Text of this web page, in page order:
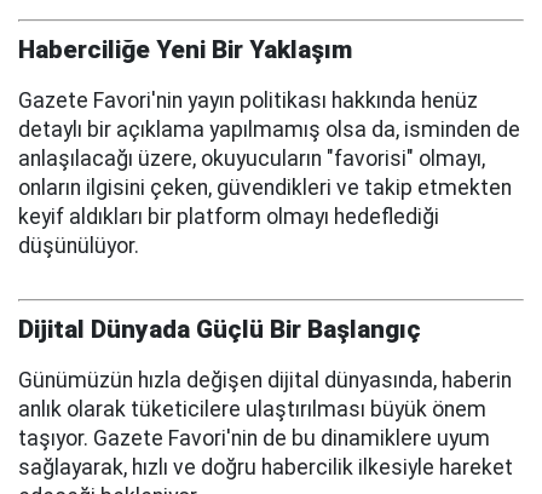
Haberciliğe Yeni Bir Yaklaşım
Gazete Favori'nin yayın politikası hakkında henüz
detaylı bir açıklama yapılmamış olsa da, isminden de
anlaşılacağı üzere, okuyucuların "favorisi" olmayı,
onların ilgisini çeken, güvendikleri ve takip etmekten
keyif aldıkları bir platform olmayı hedeflediği
düşünülüyor.
Dijital Dünyada Güçlü Bir Başlangıç
Günümüzün hızla değişen dijital dünyasında, haberin
anlık olarak tüketicilere ulaştırılması büyük önem
taşıyor. Gazete Favori'nin de bu dinamiklere uyum
sağlayarak, hızlı ve doğru habercilik ilkesiyle hareket